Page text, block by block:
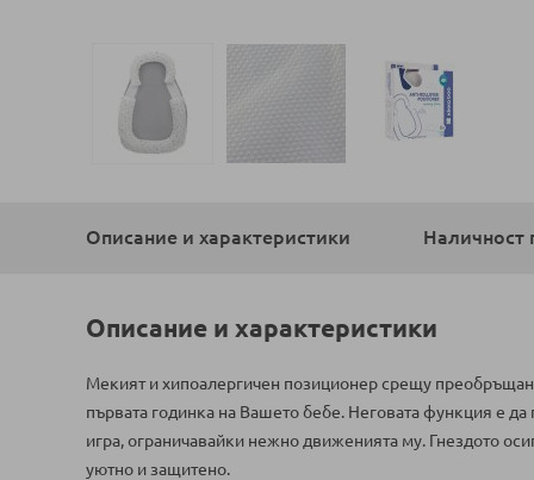
на
снимки
Описание и характеристики Наличност
Описание и характеристики
Мекият и хипоалергичен позиционер срещу
първата годинка на Вашето бебе. Неговата функция е
игра, ограничавайки нежно движенията му. Гнездото
уютно и защитено.